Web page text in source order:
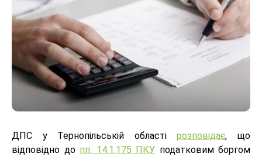
ДПС у Тернопільській областірозповідає, що
відповідно до пп. 14.1.175 ПКУ податковим боргом